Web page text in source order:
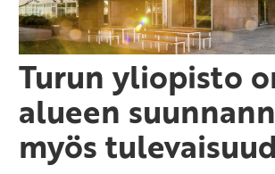
Turun yliopisto
alueen
myös